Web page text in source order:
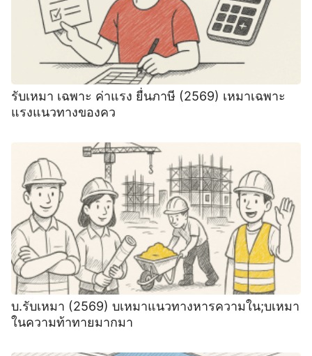
รับเหมา เฉพาะ ค่าแรง ยื่นภาษี (2569) เหมาเฉพาะ
แรงแนวทางของคว
บ.รับเหมา (2569) บเหมาแนวทางหารความใน;บเหมา
ในความท้าทายมากมา